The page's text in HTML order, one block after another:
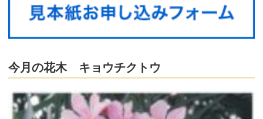
今月の花木 キョウチクトウ